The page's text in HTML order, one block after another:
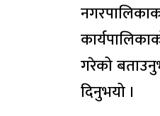
गरेको
दिनुभयो ।